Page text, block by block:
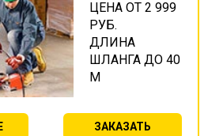
ЦЕНА ОТ 2 999
РУБ.
ДЛИНА
ШЛАНГА ДО 40
М
ЗАКАЗАТЬ